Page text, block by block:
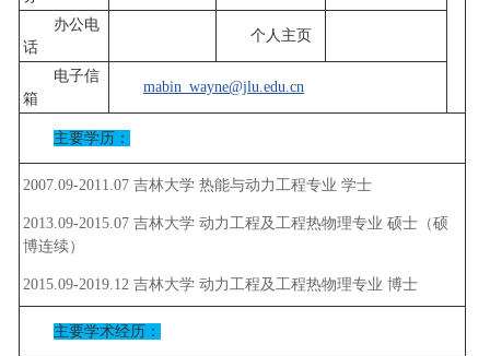
办公电
话
个人主页
电子信
箱
mabin_wayne@jlu.edu.cn
主要学历：
2007.09-2011.07 吉林大学 热能与动力工程专业 学士
2013.09-2015.07 吉林大学 动力工程及工程热物理专业 硕士（硕
博连续）
2015.09-2019.12 吉林大学 动力工程及工程热物理专业 博士
主要学术经历：